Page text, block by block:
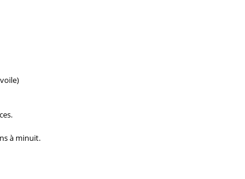
à minuit.